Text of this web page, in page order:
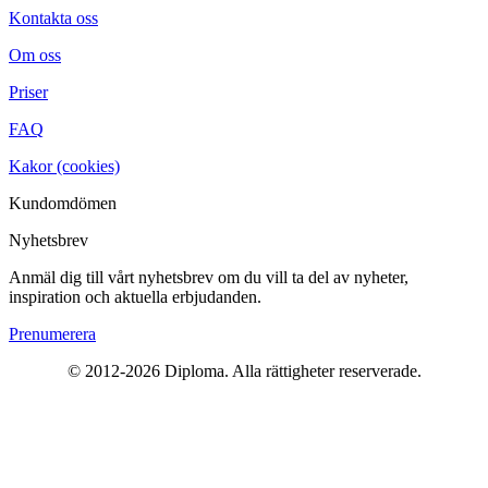
Kontakta oss
Om oss
Priser
FAQ
Kakor (cookies)
Kundomdömen
Nyhetsbrev
Anmäl dig till vårt nyhetsbrev om du vill ta del av nyheter,
inspiration och aktuella erbjudanden.
Prenumerera
© 2012-2026 Diploma. Alla rättigheter reserverade.